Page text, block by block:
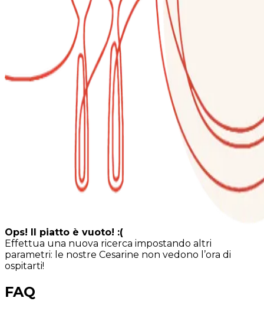
Ops! Il piatto è vuoto! :(
Effettua una nuova ricerca impostando altri
parametri: le nostre Cesarine non vedono l’ora di
ospitarti!
FAQ